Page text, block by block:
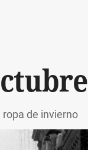
de invierno